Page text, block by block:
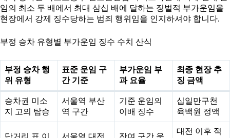
임의 최소 두 배에서 최대 삼십 배에 달하는 징벌적 부가운임을
현장에서 강제 징수당하는 범죄 행위임을 인지하셔야 합니다.
부정 승차 유형별 부가운임 징수 수치 산식
부정 승차 행
위 유형
표준 운임 구
간 기준
부가운임 부
과 요율
최종 현장 추
징 금액
승차권 미소
지 고의 탑승
서울역 부산
역 구간
기준 운임의
이배 징수
십일만구천
육백원 정액
단거리 표 이 서울역 대전 잔여 구간 운
대전 이후 적